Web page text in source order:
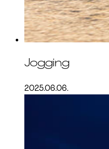
Jogging
2025.06.06.